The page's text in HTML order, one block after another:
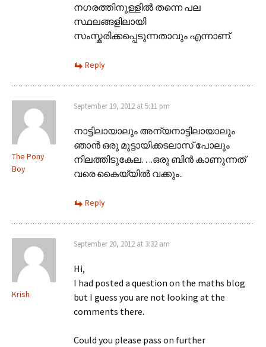
നഗരത്തിനുള്ളിൽ തന്നെ പല
സ്ഥലങ്ങളിലായി
സംസ്കരിക്കപ്പെടുന്നതാവും എന്നാണ്.
Reply
The Pony
Boy
September 19, 2012 at 5:11 pm
നാട്ടിലായാലും അന്യനാട്ടിലായാലും
ഞാൻ ഒരു മുട്ടായിക്കടലാസ് പോലും
നിലത്തിടുകേല….ഒരു ബിൻ കാണുന്നത്
വരെ കൈയ്യിൽ വക്കും..
Reply
Krish
September 20, 2012 at 3:32 am
Hi,
I had posted a question on the maths blog
but I guess you are not looking at the
comments there.
Could you please pass on further